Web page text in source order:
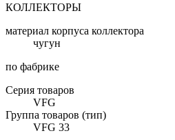
КОЛЛЕКТОРЫ
материал корпуса коллектора
чугун
по фабрике
Серия товаров
VFG
Группа товаров (тип)
VFG 33